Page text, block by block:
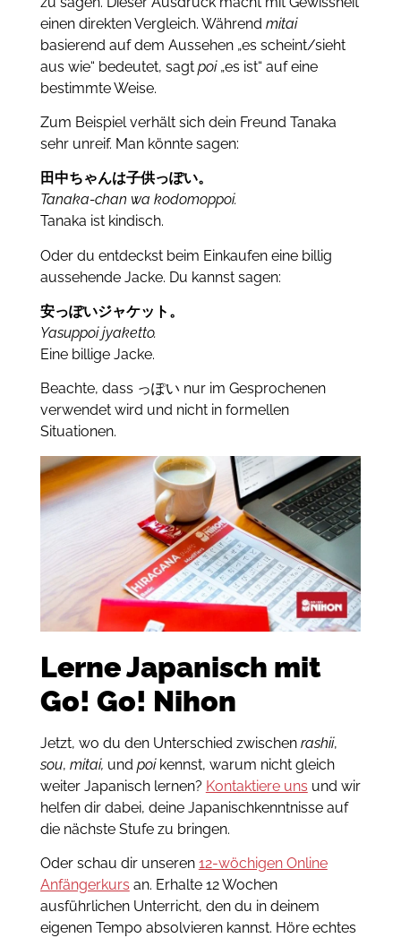
einen direkten Vergleich. Während mitai
basierend auf dem Aussehen „es scheint/sieht
aus wie“ bedeutet, sagt poi„es ist“ auf eine
bestimmte Weise.
Zum Beispiel verhält sich dein Freund Tanaka
sehr unreif. Man könnte sagen:
田中ちゃんは子供っぽい。
Tanaka-chan wa kodomoppoi.
Tanaka ist kindisch.
Oder du entdeckst beim Einkaufen eine billig
aussehende Jacke. Du kannst sagen:
安っぽいジャケット。
Yasuppoi jyaketto.
Eine billige Jacke.
Beachte, dass っぽい nur im Gesprochenen
verwendet wird und nicht in formellen
Situationen.
Lerne Japanisch mit
Go! Go! Nihon
Jetzt, wo du den Unterschied zwischen rashii,
sou, mitai, und poikennst, warum nicht gleich
weiter Japanisch lernen? Kontaktiere uns und wir
helfen dir dabei, deine Japanischkenntnisse auf
die nächste Stufe zu bringen.
Oder schau dir unseren 12-wöchigen Online
Anfängerkurs an. Erhalte 12 Wochen
ausführlichen Unterricht, den du in deinem
eigenen Tempo absolvieren kannst. Höre echtes